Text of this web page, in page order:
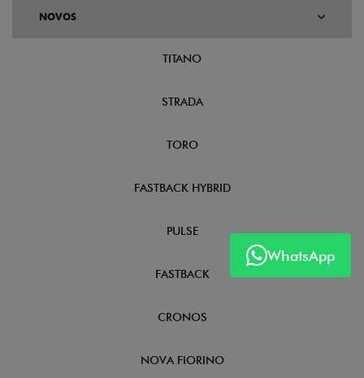
WhatsApp
NOVOS
TITANO
STRADA
TORO
FASTBACK HYBRID
PULSE
FASTBACK
CRONOS
NOVA FIORINO